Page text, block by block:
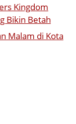
Kingdom
Bikin Betah
Malam di Kota